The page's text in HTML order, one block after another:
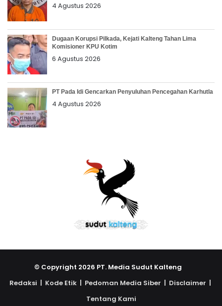
4 Agustus 2026
Dugaan Korupsi Pilkada, Kejati Kalteng Tahan Lima
Komisioner KPU Kotim
6 Agustus 2026
PT Pada Idi Gencarkan Penyuluhan Pencegahan Karhutla
4 Agustus 2026
© Copyright 2026 PT. Media Sudut Kalteng
Redaksi | Kode Etik | Pedoman Media Siber | Disclaimer |
Tentang Kami